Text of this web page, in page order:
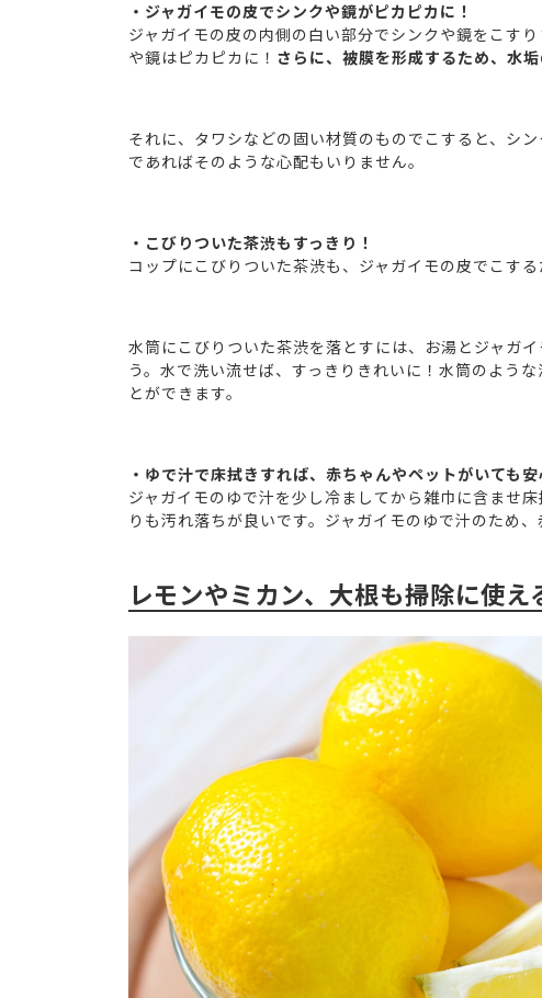
・ジャガイモの皮でシンクや鏡がピカピカに！
ジャガイモの皮の内側の白い部分でシンクや鏡をこす
や鏡はピカピカに！ さらに、被膜を形成するため、水
それに、タワシなどの固い材質のものでこすると、シ
であればそのような心配もいりません。
・こびりついた茶渋もすっきり！
コップにこびりついた茶渋も、ジャガイモの皮でこする
水筒にこびりついた茶渋を落とすには、お湯とジャガ
う。水で洗い流せば、すっきりきれいに！水筒のよう
とができます。
・ゆで汁で床拭きすれば、赤ちゃんやペットがいても安
ジャガイモのゆで汁を少し冷ましてから雑巾に含ませ
りも汚れ落ちが良いです。ジャガイモのゆで汁のため
レモンやミカン、大根も掃除に使え